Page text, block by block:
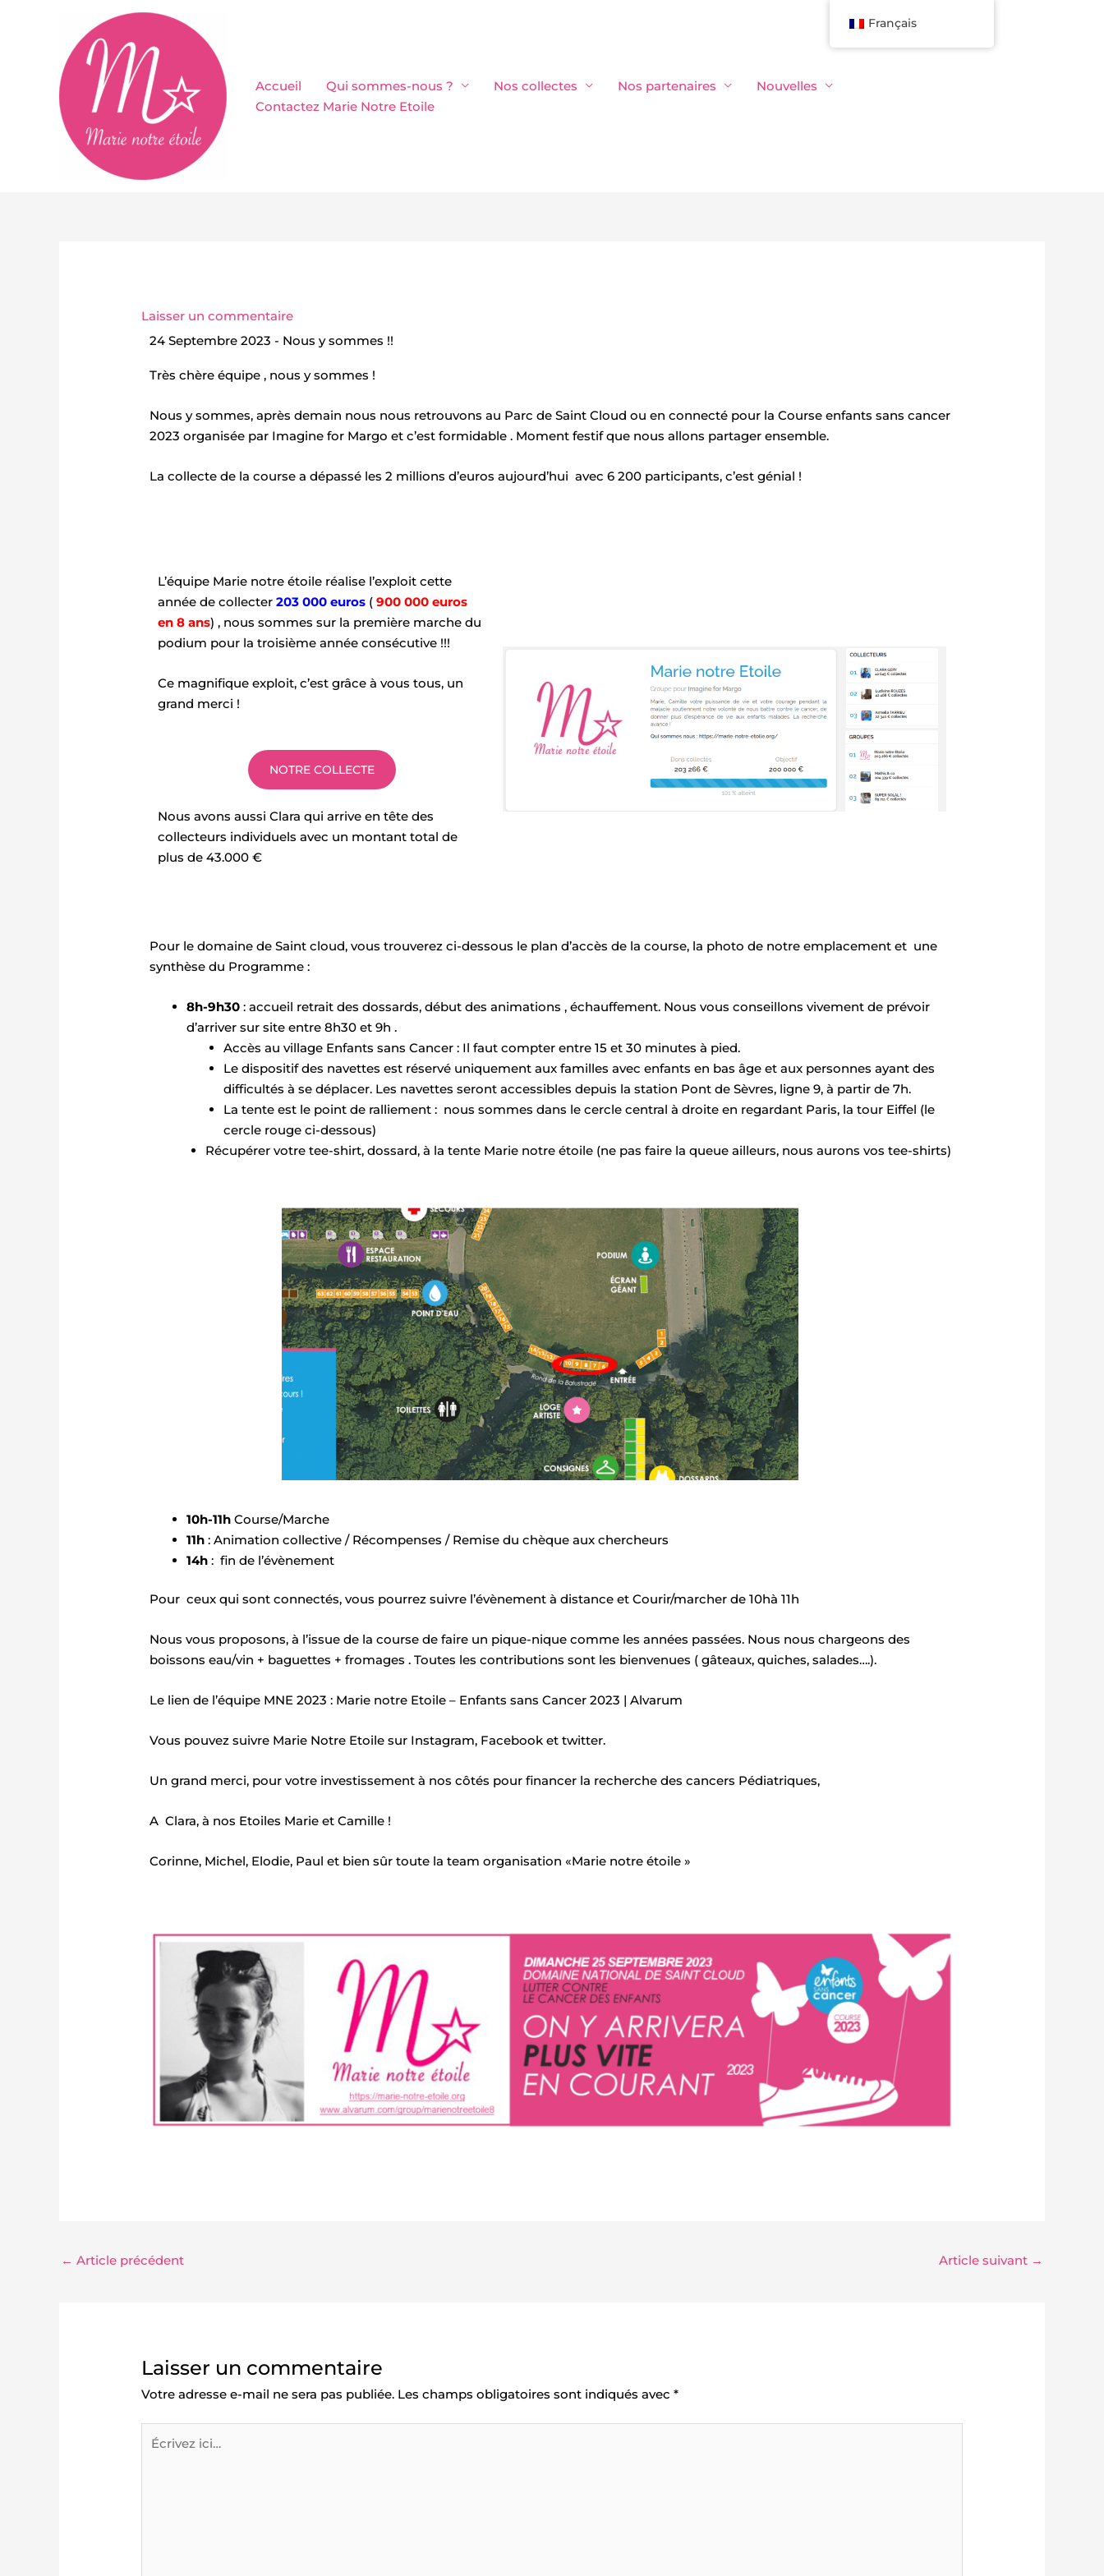
Accueil Qui sommes-nous ? Nos collectes Nos partenaires
Nouvelles
Contactez Marie Notre Etoile
Laisser un commentaire
24 Septembre 2023 - Nous y sommes !!
Très chère équipe , nous y sommes !
Nous y sommes, après demain nous nous retrouvons au Parc de Saint Cloud ou en connecté pour la Course enfants sans cancer
2023 organisée par Imagine for Margo et c’est formidable . Moment festif que nous allons partager ensemble.
La collecte de la course a dépassé les 2 millions d’euros aujourd’hui avec 6 200 participants, c’est génial !
L’équipe Marie notre étoile réalise l’exploit cette
année de collecter 203 000 euros (900 000 euros
en 8 ans) , nous sommes sur la première marche du
podium pour la troisième année consécutive !!!
Ce magnifique exploit, c’est grâce à vous tous, un
grand merci !
NOTRE COLLECTE
Nous avons aussi Clara qui arrive en tête des
collecteurs individuels avec un montant total de
plus de 43.000 €
Pour le domaine de Saint cloud, vous trouverez ci-dessous le plan d’accès de la course, la photo de notre emplacement et une
synthèse du Programme :
8h-9h30 : accueil retrait des dossards, début des animations , échauffement. Nous vous conseillons vivement de prévoir
d’arriver sur site entre 8h30 et 9h .
Accès au village Enfants sans Cancer : Il faut compter entre 15 et 30 minutes à pied.
Le dispositif des navettes est réservé uniquement aux familles avec enfants en bas âge et aux personnes ayant des
difficultés à se déplacer. Les navettes seront accessibles depuis la station Pont de Sèvres, ligne 9, à partir de 7h.
La tente est le point de ralliement : nous sommes dans le cercle central à droite en regardant Paris, la tour Eiffel (le
cercle rouge ci-dessous)
Récupérer votre tee-shirt, dossard, à la tente Marie notre étoile (ne pas faire la queue ailleurs, nous aurons vos tee-shirts)
10h-11h Course/Marche
11h : Animation collective / Récompenses / Remise du chèque aux chercheurs
14h : fin de l’évènement
Pour ceux qui sont connectés, vous pourrez suivre l’évènement à distance et Courir/marcher de 10hà 11h
Nous vous proposons, à l’issue de la course de faire un pique-nique comme les années passées. Nous nous chargeons des
boissons eau/vin + baguettes + fromages . Toutes les contributions sont les bienvenues ( gâteaux, quiches, salades….).
Le lien de l’équipe MNE 2023 : Marie notre Etoile – Enfants sans Cancer 2023 | Alvarum
Vous pouvez suivre Marie Notre Etoile sur Instagram, Facebook et twitter.
Un grand merci, pour votre investissement à nos côtés pour financer la recherche des cancers Pédiatriques,
A Clara, à nos Etoiles Marie et Camille !
Corinne, Michel, Elodie, Paul et bien sûr toute la team organisation «Marie notre étoile »
← Article précédent Article suivant →
Laisser un commentaire
Votre adresse e-mail ne sera pas publiée. Les champs obligatoires sont indiqués avec*
ici…
Français